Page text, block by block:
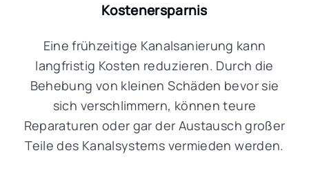
Kostenersparnis
Eine frühzeitige Kanalsanierung kann
langfristig Kosten reduzieren. Durch die
Behebung von kleinen Schäden bevor sie
sich verschlimmern, können teure
Reparaturen oder gar der Austausch großer
Teile des Kanalsystems vermieden werden.